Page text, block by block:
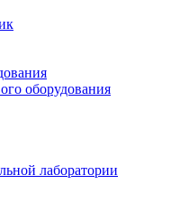
оборудования
лаборатории